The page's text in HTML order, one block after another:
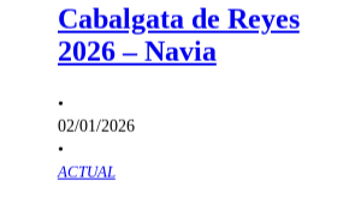
Cabalgata de Reyes
2026 – Navia
•
02/01/2026
•
ACTUAL